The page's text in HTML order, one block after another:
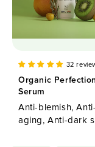
32
Organic Perfection
Serum
Anti-blemish, Anti-
aging, Anti-dark